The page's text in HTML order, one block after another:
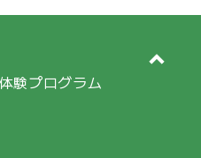
験プログラム